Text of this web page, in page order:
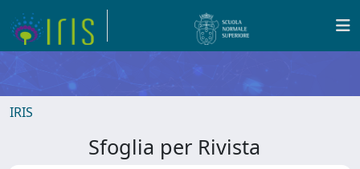
IRIS
Sfoglia per Rivista